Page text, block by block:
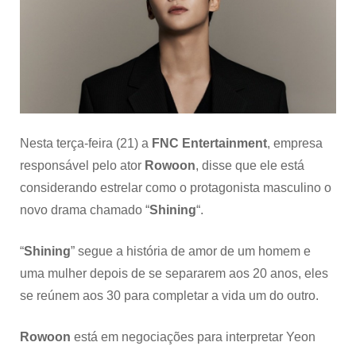
novo
drama
Nesta terça-feira (21) a FNC Entertainment, empresa
responsável pelo ator Rowoon, disse que ele está
considerando estrelar como o protagonista masculino o
novo drama chamado “Shining“.
“Shining” segue a história de amor de um homem e
uma mulher depois de se separarem aos 20 anos, eles
se reúnem aos 30 para completar a vida um do outro.
Rowoon está em negociações para interpretar Yeon